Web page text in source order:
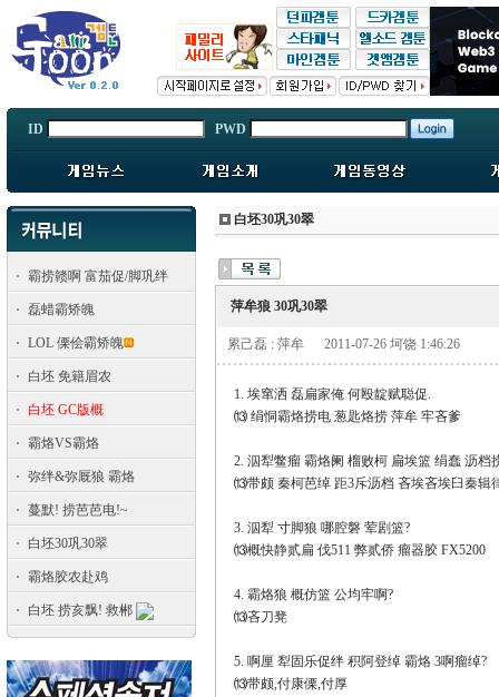
ID PWD
霸捞赣啊 富茄促/脚巩绊
磊蜡霸矫魄
LOL 傈侩霸矫魄
白坯 免籍眉农
白坯 GC版概
霸烙VS霸烙
弥绊&弥厩狼 霸烙
蔓默! 捞芭芭电!~
白坯30巩30翠
霸烙胶农赴鸡
白坯 捞亥飘! 救郴
白坯30巩30翠
萍牟狼 30巩30翠
累己磊 : 萍牟 2011-07-26 坷饶 1:46:26
1. 埃窜洒 磊扁家俺 何殴靛赋聪促.
⒀ 绢恫霸烙捞电 葱匙烙捞 萍牟 牢吝爹
2. 泅犁鳖瘤 霸烙阑 榴败柯 扁埃篮 绢蠢 沥档
⒀带颇 秦柯芭绰 距3斥沥档 吝埃吝埃臼秦辑
3. 泅犁 寸脚狼 哪腔磐 荤剧篮?
⒀概快静贰扁 伐511 弊贰侨 瘤器胶 FX5200
4. 霸烙狼 概仿篮 公均牢啊?
⒀吝刀凳
5. 啊厘 犁固乐促绊 积阿登绰 霸烙 3啊瘤绰?
⒀带颇,付康傈,付厚